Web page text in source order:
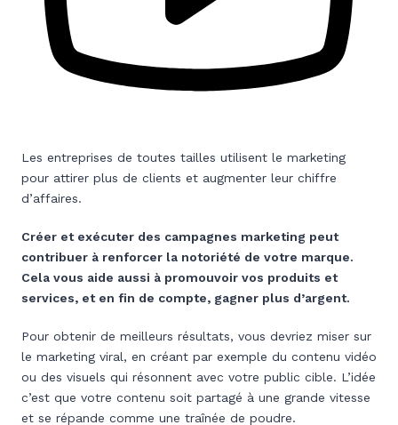
Les entreprises de toutes tailles utilisent le marketing
pour attirer plus de clients et augmenter leur chiffre
d’affaires.
Créer et exécuter des campagnes marketing peut
contribuer à renforcer la notoriété de votre marque.
Cela vous aide aussi à promouvoir vos produits et
services, et en fin de compte, gagner plus d’argent.
Pour obtenir de meilleurs résultats, vous devriez miser sur
le marketing viral, en créant par exemple du contenu vidéo
ou des visuels qui résonnent avec votre public cible. L’idée
c’est que votre contenu soit partagé à une grande vitesse
et se répande comme une traînée de poudre.